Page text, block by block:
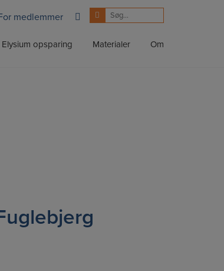
medlemmer
Elysium opsparing Materialer Om